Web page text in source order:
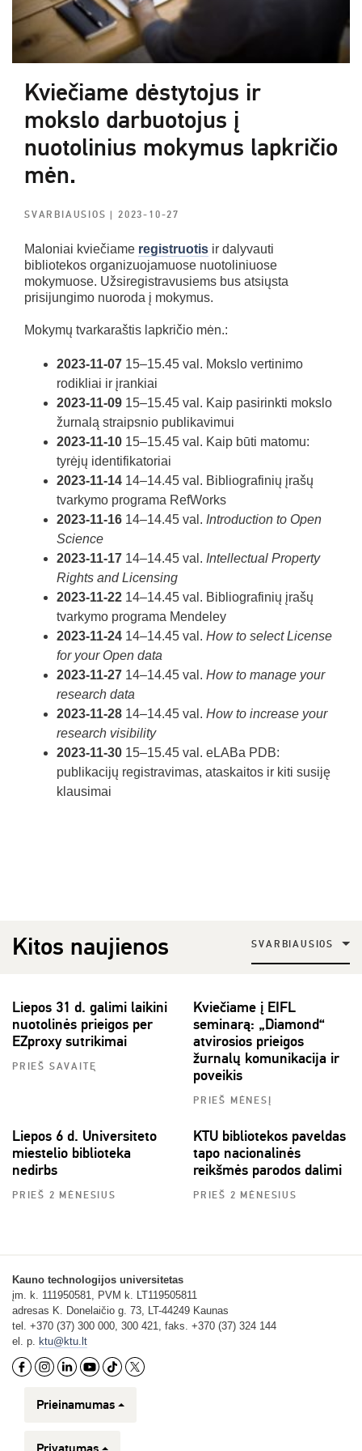
Kviečiame dėstytojus ir
mokslo darbuotojus į
nuotolinius mokymus lapkričio
mėn.
SVARBIAUSIOS| 2023-10-27
Maloniai kviečiame registruotis ir dalyvauti
bibliotekos organizuojamuose nuotoliniuose
mokymuose. Užsiregistravusiems bus atsiųsta
prisijungimo nuoroda į mokymus.
Mokymų tvarkaraštis lapkričio mėn.:
2023-11-07 15–15.45 val. Mokslo vertinimo
rodikliai ir įrankiai
2023-11-09 15–15.45 val. Kaip pasirinkti mokslo
žurnalą straipsnio publikavimui
2023-11-10 15–15.45 val. Kaip būti matomu:
tyrėjų identifikatoriai
2023-11-14 14–14.45 val. Bibliografinių įrašų
tvarkymo programa RefWorks
2023-11-16 14–14.45 val. Introduction to Open
Science
2023-11-17 14–14.45 val. Intellectual Property
Rights and Licensing
2023-11-22 14–14.45 val. Bibliografinių įrašų
tvarkymo programa Mendeley
2023-11-24 14–14.45 val. How to select License
for your Open data
2023-11-27 14–14.45 val. How to manage your
research data
2023-11-28 14–14.45 val. How to increase your
research visibility
2023-11-30 15–15.45 val. eLABa PDB:
publikacijų registravimas, ataskaitos ir kiti susiję
klausimai
Kitos naujienos SVARBIAUSIOS
Liepos 31 d. galimi laikini
nuotolinės prieigos per
EZproxy sutrikimai
PRIEŠ SAVAITĘ
Kviečiame į EIFL
seminarą: „Diamond“
atvirosios prieigos
žurnalų komunikacija ir
poveikis
PRIEŠ MĖNESĮ
Liepos 6 d. Universiteto
miestelio biblioteka
nedirbs
PRIEŠ 2 MĖNESIUS
KTU bibliotekos paveldas
tapo nacionalinės
reikšmės parodos dalimi
PRIEŠ 2 MĖNESIUS
Kauno technologijos universitetas
įm. k. 111950581, PVM k. LT119505811
adresas K. Donelaičio g. 73, LT-44249 Kaunas
tel. +370 (37) 300 000, 300 421, faks. +370 (37) 324 144
el. p. ktu@ktu.lt
Prieinamumas